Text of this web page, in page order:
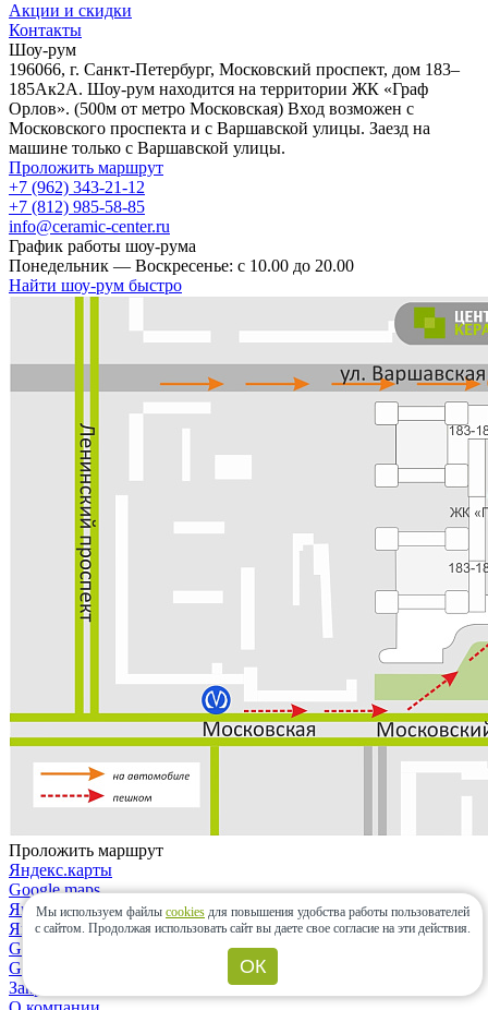
Акции и скидки
Контакты
Шоу-рум
196066, г. Санкт-Петербург, Московский проспект, дом 183–
185Ак2А. Шоу-рум находится на территории ЖК «Граф
Орлов». (500м от метро Московская) Вход возможен с
Московского проспекта и с Варшавской улицы. Заезд на
машине только с Варшавской улицы.
Проложить маршрут
+7 (962) 343-21-12
+7 (812) 985-58-85
info@ceramic-center.ru
График работы шоу-рума
Понедельник — Воскресенье: с 10.00 до 20.00
Найти шоу-рум быстро
Проложить маршрут
Яндекс.карты
Google maps
Яндекс.карты
Яндекс.навигатор
Google maps
Google maps
Закрыть
Мы используем файлы cookies для повышения удобства работы пользователей
с сайтом. Продолжая использовать сайт вы даете свое согласие на эти действия.
ОК